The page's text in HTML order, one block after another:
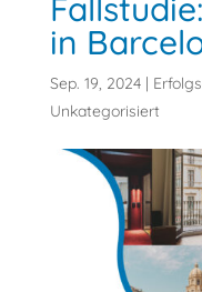
in
Sep. 19, 2024|
Unkategorisiert